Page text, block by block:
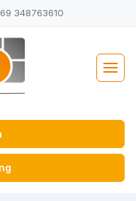
348763610